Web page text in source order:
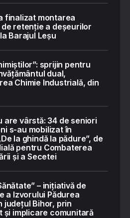
finalizat montarea
retenție a deșeurilor
Barajul Leșu
sprijin pentru
dual,
Chimie Industrială, din
are vârstă: 34 de seniori
s-au mobilizat în
la ghindă la pădure”, de
pentru Combaterea
și a Secetei
– inițiativă de
a Izvorului Pădurea
județul Bihor, prin
și implicare comunitară